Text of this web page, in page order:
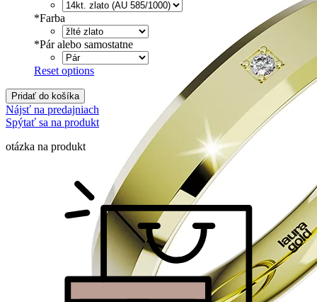
*Farba
*Pár alebo samostatne
Reset options
Pridať do košíka
Nájsť na predajniach
Spýtať sa na produkt
otázka na produkt